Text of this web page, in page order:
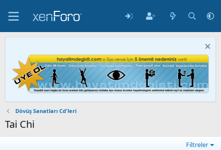
Dövüş Sanatları Cd'leri
Tai Chi
Filtreler